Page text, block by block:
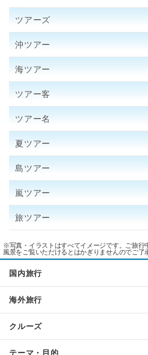
ツアーズ
沖ツアー
海ツアー
ツアー客
ツアー名
夏ツアー
島ツアー
嵐ツアー
旅ツアー
※写真・イラストはすべてイメージです。ご旅行
風景をご覧いただけるとはかぎりませんのでご了
国内旅行
海外旅行
クルーズ
テーマ・目的